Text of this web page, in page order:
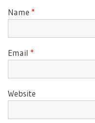
Name *
Email *
Website